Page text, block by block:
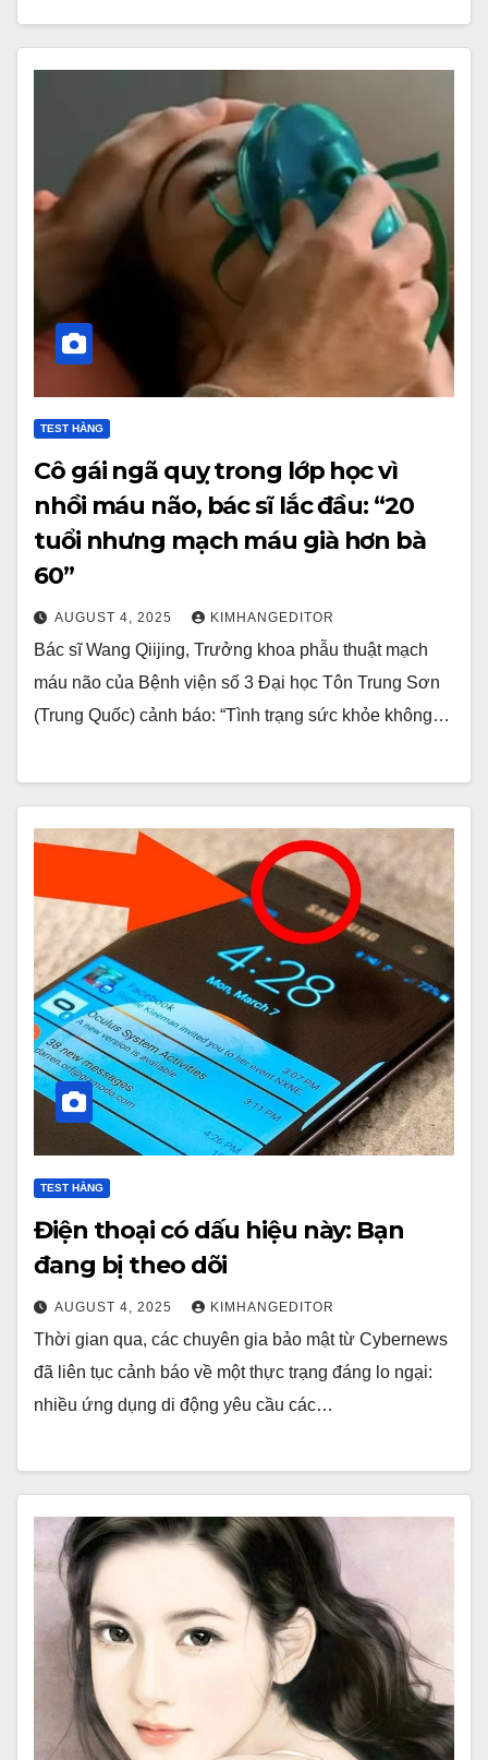
TEST HẰNG
Cô gái ngã quỵ trong lớp học vì
nhồi máu não, bác sĩ lắc đầu: “20
tuổi nhưng mạch máu già hơn bà
60”
AUGUST 4, 2025 KIMHANGEDITOR
Bác sĩ Wang Qiijing, Trưởng khoa phẫu thuật mạch
máu não của Bệnh viện số 3 Đại học Tôn Trung Sơn
(Trung Quốc) cảnh báo: “Tình trạng sức khỏe không…
TEST HẰNG
Điện thoại có dấu hiệu này: Bạn
đang bị theo dõi
AUGUST 4, 2025 KIMHANGEDITOR
Thời gian qua, các chuyên gia bảo mật từ Cybernews
đã liên tục cảnh báo về một thực trạng đáng lo ngại:
nhiều ứng dụng di động yêu cầu các…